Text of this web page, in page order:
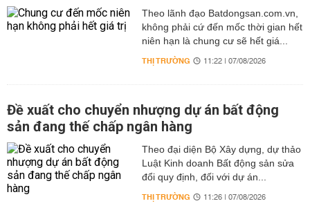
Theo lãnh đạo Batdongsan.com.vn,
không phải cứ đến mốc thời gian hết
niên hạn là chung cư sẽ hết giá...
THỊ TRƯỜNG 11:22 | 07/08/2026
Đề xuất cho chuyển nhượng dự án bất động
sản đang thế chấp ngân hàng
Theo đại diện Bộ Xây dựng, dự thảo
Luật Kinh doanh Bất động sản sửa
đổi quy định, đối với dự án...
THỊ TRƯỜNG 11:26 | 07/08/2026